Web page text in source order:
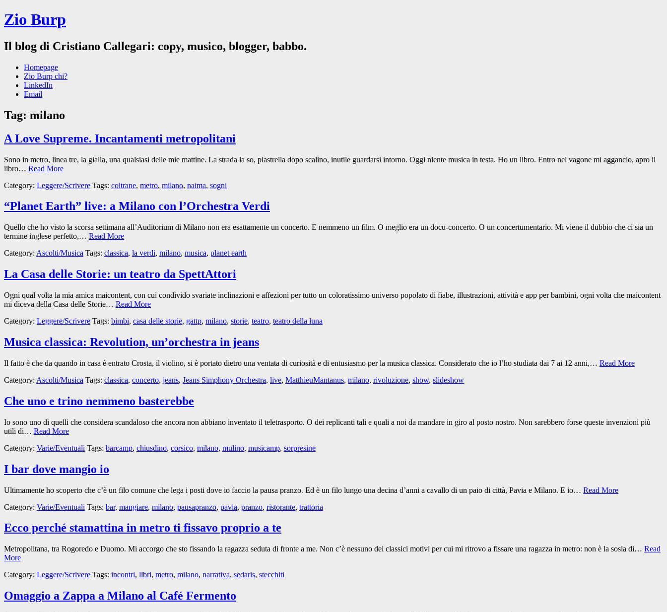
Zio Burp
Il blog di Cristiano Callegari: copy, musico, blogger, babbo.
Homepage
Zio Burp chi?
LinkedIn
Email
Tag: milano
A Love Supreme. Incantamenti metropolitani
Sono in metro, linea tre, la gialla, una qualsiasi delle mie mattine. La strada la so, piastrella dopo scalino, inutile guardarsi intorno. Oggi niente musica in testa. Ho un libro. Entro nel vagone mi aggancio, apro il
libro… Read More
Category: Leggere/Scrivere Tags: coltrane, metro, milano, naima, sogni
“Planet Earth” live: a Milano con l’Orchestra Verdi
Quello che ho visto la scorsa settimana all’Auditorium di Milano non era esattamente un concerto. E nemmeno un film. O meglio era un docu-concerto. O un concertumentario. Mi viene il dubbio che ci sia un
termine inglese perfetto,… Read More
Category: Ascolti/Musica Tags: classica, la verdi, milano, musica, planet earth
La Casa delle Storie: un teatro da SpettAttori
Ogni qual volta la mia amica maicontent, con cui condivido svariate inclinazioni e affezioni per tutto un coloratissimo universo popolato di fiabe, illustrazioni, attività e app per bambini, ogni volta che maicontent
mi diceva della Casa delle Storie… Read More
Category: Leggere/Scrivere Tags: bimbi, casa delle storie, gattp, milano, storie, teatro, teatro della luna
Musica classica: Revolution, un’orchestra in jeans
Il fatto è che da quando in casa è entrato Crosta, il violino, si è portato dietro una ventata di curiosità e di entusiasmo per la musica classica. Considerato che io l’ho studiata dai 7 ai 12 anni,… Read More
Category: Ascolti/Musica Tags: classica, concerto, jeans, Jeans Simphony Orchestra, live, MatthieuMantanus, milano, rivoluzione, show, slideshow
Che uno e trino nemmeno basterebbe
Io sono uno di quelli che considera scandaloso che ancora non abbiano inventato il teletrasporto. O dei replicanti tali e quali a noi da mandare in giro al posto nostro. Non sarebbero forse queste invenzioni più
utili di… Read More
Category: Varie/Eventuali Tags: barcamp, chiusdino, corsico, milano, mulino, musicamp, sorpresine
I bar dove mangio io
Ultimamente ho scoperto che c’è un filo comune che lega i posti dove io faccio la pausa pranzo. Ed è un filo lungo una decina d’anni a cavallo di un paio di città, Pavia e Milano. E io… Read More
Category: Varie/Eventuali Tags: bar, mangiare, milano, pausapranzo, pavia, pranzo, ristorante, trattoria
Ecco perché stamattina in metro ti fissavo proprio a te
Metropolitana, tra Rogoredo e Duomo. Mi accorgo che sto fissando la ragazza seduta di fronte a me. Non c’è nessuno dei classici motivi per cui mi ritrovo a fissare una ragazza in metro: non è la sosia di… Read
More
Category: Leggere/Scrivere Tags: incontri, libri, metro, milano, narrativa, sedaris, stecchiti
Omaggio a Zappa a Milano al Café Fermento